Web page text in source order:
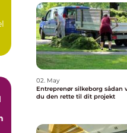
02. May
Entreprenør silkeborg sådan vælger
du den rette til dit projekt